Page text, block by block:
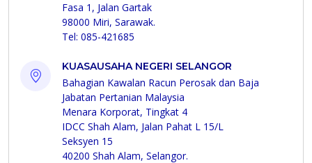
Fasa 1, Jalan Gartak
98000 Miri, Sarawak.
Tel: 085-421685
KUASAUSAHA NEGERI SELANGOR
Bahagian Kawalan Racun Perosak dan Baja
Jabatan Pertanian Malaysia
Menara Korporat, Tingkat 4
IDCC Shah Alam, Jalan Pahat L 15/L
Seksyen 15
40200 Shah Alam, Selangor.